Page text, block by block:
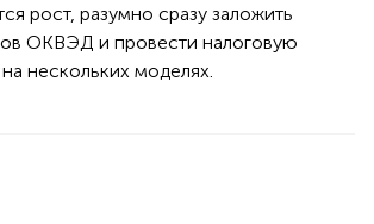
рост, разумно сразу заложить
ОКВЭД и провести налоговую
нескольких моделях.